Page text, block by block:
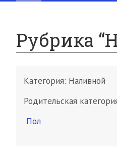
Рубрика
Категория: Наливной
Родительская
Пол